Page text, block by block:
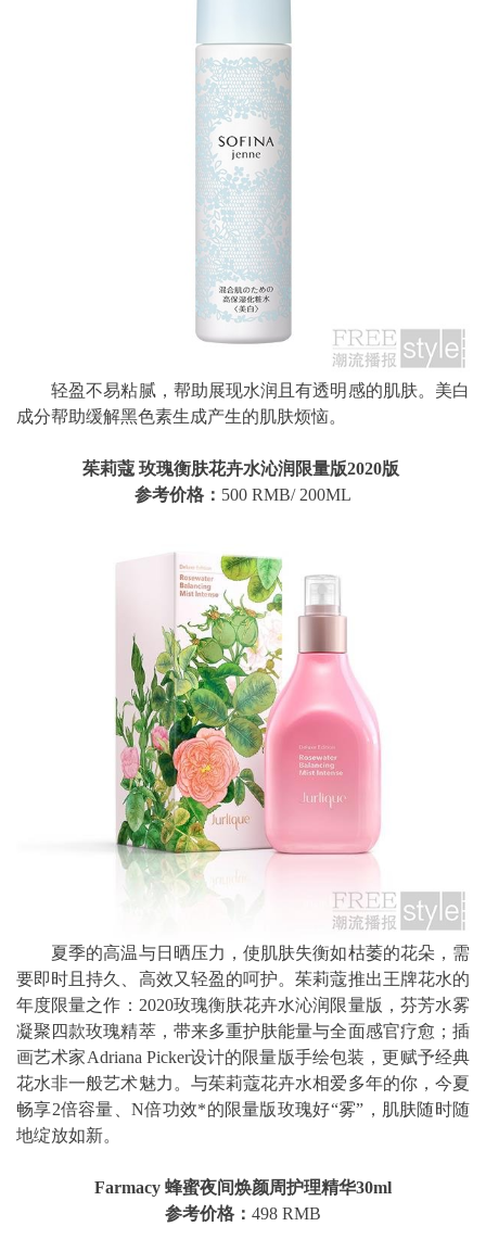
轻盈不易粘腻，帮助展现水润且有透明感的肌肤。美白
成分帮助缓解黑色素生成产生的肌肤烦恼。
茱莉蔻 玫瑰衡肤花卉水沁润限量版2020版
参考价格： 500 RMB/ 200ML
夏季的高温与日晒压力，使肌肤失衡如枯萎的花朵，需
要即时且持久、高效又轻盈的呵护。茱莉蔻推出王牌花水的
年度限量之作：2020玫瑰衡肤花卉水沁润限量版，芬芳水雾
凝聚四款玫瑰精萃，带来多重护肤能量与全面感官疗愈；插
画艺术家Adriana Picker设计的限量版手绘包装，更赋予经典
花水非一般艺术魅力。与茱莉蔻花卉水相爱多年的你，今夏
畅享2倍容量、N倍功效*的限量版玫瑰好“雾”，肌肤随时随
地绽放如新。
Farmacy 蜂蜜夜间焕颜周护理精华30ml
参考价格： 498 RMB